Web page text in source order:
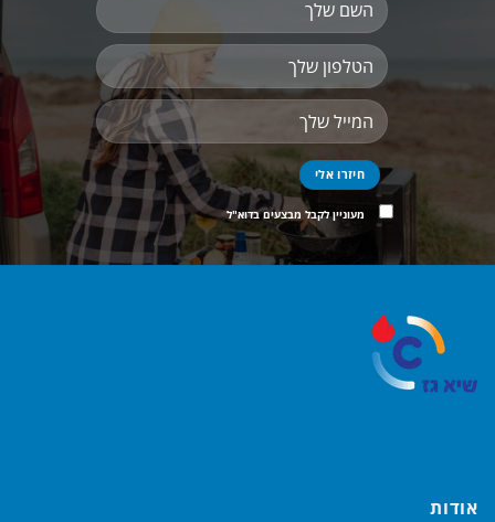
מעוניין לקבל מבצעים בדוא"ל
אודות